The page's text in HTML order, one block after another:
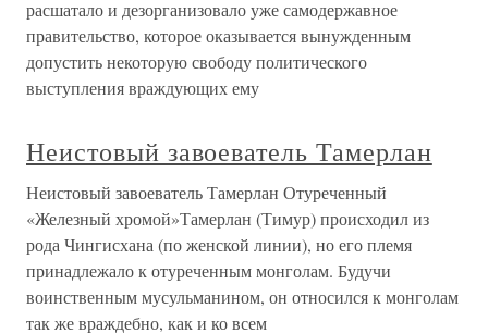
расшатало и дезорганизовало уже самодержавное
правительство, которое оказывается вынужденным
допустить некоторую свободу политического
выступления враждующих ему
Неистовый завоеватель Тамерлан
Неистовый завоеватель Тамерлан Отуреченный
«Железный хромой»Тамерлан (Тимур) происходил из
рода Чингисхана (по женской линии), но его племя
принадлежало к отуреченным монголам. Будучи
воинственным мусульманином, он относился к монголам
так же враждебно, как и ко всем